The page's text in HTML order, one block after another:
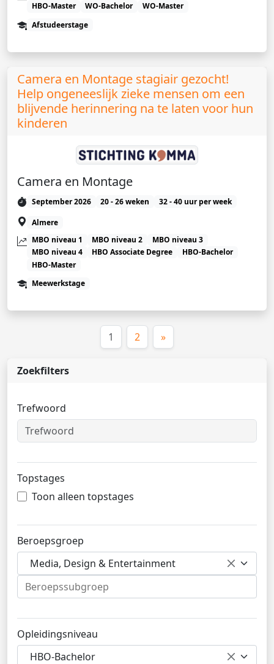
Zoekfilters
Trefwoord
Topstages
Toon alleen topstages
Beroepsgroep
Media, Design & Entertainment
Opleidingsniveau
HBO-Bachelor
HBO-Master
WO-Bachelor
WO-Master
Afstudeerstage
Camera en Montage stagiair gezocht!
Help ongeneeslijk zieke mensen om een
blijvende herinnering na te laten voor hun
kinderen
Camera en Montage
September 2026 20 - 26 weken
32 - 40 uur per week
Almere
MBO niveau 1
MBO niveau 2
MBO niveau 3
MBO niveau 4
HBO Associate Degree
HBO-Bachelor
HBO-Master
Meewerkstage
1 (huidige)
2 »